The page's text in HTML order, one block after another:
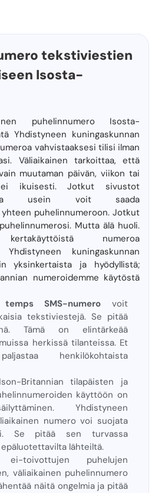
tekstiviestien
Isosta-
puhelinnumero Isosta-
Yhdistyneen kuningaskunnan
vahvistaaksesi tilisi ilman
Väliaikainen tarkoittaa, että
muutaman päivän, viikon tai
ikuisesti. Jotkut sivustot
usein voit saada
puhelinnumeroon. Jotkut
Mutta älä huoli.
numeroa
Yhdistyneen kuningaskunnan
yksinkertaista ja hyödyllistä;
numeroidemme käytöstä
SMS-numero voit
​​tekstiviestejä. Se pitää
Tämä on elintärkeää
herkissä tilanteissa. Et
henkilökohtaista
Britannian tilapäisten ja
käyttöön on
Yhdistyneen
numero voi suojata
Se pitää sen turvassa
lähteiltä.
toivottujen puhelujen
väliaikainen puhelinnumero
näitä ongelmia ja pitää